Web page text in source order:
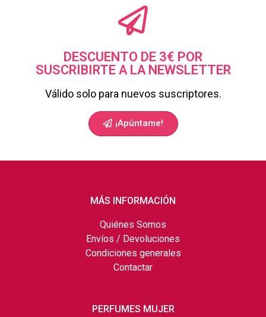
DESCUENTO DE 3€ POR
SUSCRIBIRTE A LA NEWSLETTER
Válido solo para nuevos suscriptores.
¡Apúntame!
MÁS INFORMACIÓN
Quiénes Somos
Envíos / Devoluciones
Condiciones generales
Contactar
PERFUMES MUJER